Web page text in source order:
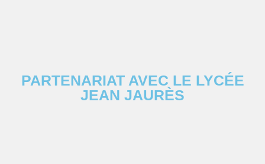
PARTENARIAT AVEC LE LYCÉE
JEAN JAURÈS